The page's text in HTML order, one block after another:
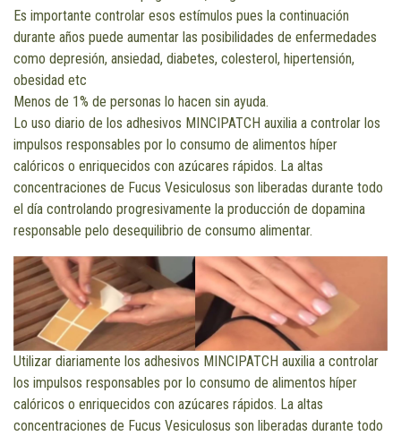
Es importante controlar esos estímulos pues la continuación
durante años puede aumentar las posibilidades de enfermedades
como depresión, ansiedad, diabetes, colesterol, hipertensión,
obesidad etc
Menos de 1% de personas lo hacen sin ayuda.
Lo uso diario de los adhesivos MINCIPATCH auxilia a controlar los
impulsos responsables por lo consumo de alimentos híper
calóricos o enriquecidos con azúcares rápidos. La altas
concentraciones de Fucus Vesiculosus son liberadas durante todo
el día controlando progresivamente la producción de dopamina
responsable pelo desequilibrio de consumo alimentar.
Utilizar diariamente los adhesivos MINCIPATCH auxilia a controlar
los impulsos responsables por lo consumo de alimentos híper
calóricos o enriquecidos con azúcares rápidos. La altas
concentraciones de Fucus Vesiculosus son liberadas durante todo